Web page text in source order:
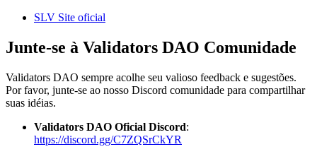
SLV Site oficial
Junte-se à Validators DAO Comunidade
Validators DAO sempre acolhe seu valioso feedback e sugestões.
Por favor, junte-se ao nosso Discord comunidade para compartilhar
suas idéias.
Validators DAO Oficial Discord:
https://discord.gg/C7ZQSrCkYR